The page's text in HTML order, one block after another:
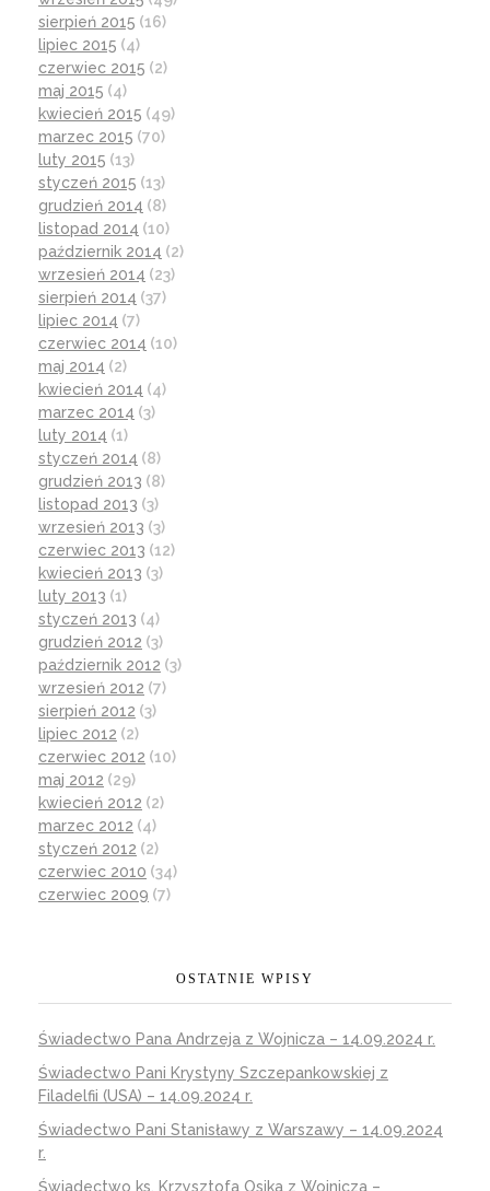
sierpień 2015 (16)
lipiec 2015 (4)
czerwiec 2015 (2)
maj 2015 (4)
kwiecień 2015 (49)
marzec 2015 (70)
luty 2015 (13)
styczeń 2015 (13)
grudzień 2014 (8)
listopad 2014 (10)
październik 2014 (2)
wrzesień 2014 (23)
sierpień 2014 (37)
lipiec 2014 (7)
czerwiec 2014 (10)
maj 2014 (2)
kwiecień 2014 (4)
marzec 2014 (3)
luty 2014 (1)
styczeń 2014 (8)
grudzień 2013 (8)
listopad 2013 (3)
wrzesień 2013 (3)
czerwiec 2013 (12)
kwiecień 2013 (3)
luty 2013 (1)
styczeń 2013 (4)
grudzień 2012 (3)
październik 2012 (3)
wrzesień 2012 (7)
sierpień 2012 (3)
lipiec 2012 (2)
czerwiec 2012 (10)
maj 2012 (29)
kwiecień 2012 (2)
marzec 2012 (4)
styczeń 2012 (2)
czerwiec 2010 (34)
czerwiec 2009 (7)
OSTATNIE WPISY
Świadectwo Pana Andrzeja z Wojnicza – 14.09.2024 r.
Świadectwo Pani Krystyny Szczepankowskiej z
Filadelfii (USA) – 14.09.2024 r.
Świadectwo Pani Stanisławy z Warszawy – 14.09.2024
r.
Świadectwo ks. Krzysztofa Osika z Wojnicza –